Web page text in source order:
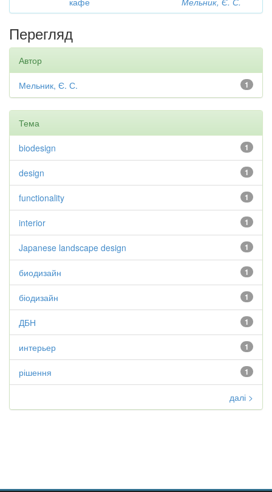
Перегляд
Автор
1
Мельник, Є. С.
Тема
1
biodesign
1
design
1
functionality
1
interior
1
Japanese landscape design
1
биодизайн
1
біодизайн
1
ДБН
1
интерьер
1
рішення
далі >